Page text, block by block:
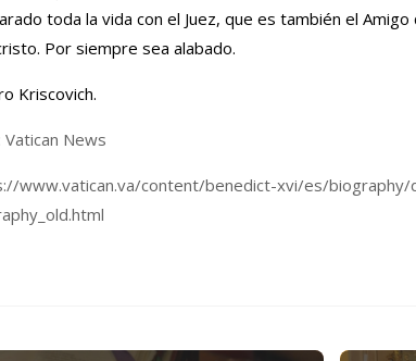
toda la vida con el Juez, que es también el
Por siempre sea alabado.
Kriscovich.
Vatican News
www.vatican.va/content/benedict-xvi/es/biography/